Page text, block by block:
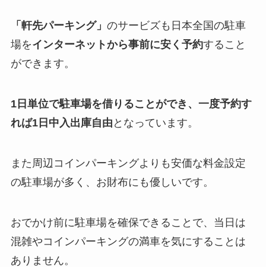
「軒先パーキング」 のサービズも日本全国の駐車
場をインターネットから事前に安く予約すること
ができます。
1日単位で駐車場を借りることができ、一度予約す
れば1日中入出庫自由 となっています。
また周辺コインパーキングよりも安価な料金設定
の駐車場が多く、お財布にも優しいです。
おでかけ前に駐車場を確保できることで、当日は
混雑やコインパーキングの満車を気にすることは
ありません。